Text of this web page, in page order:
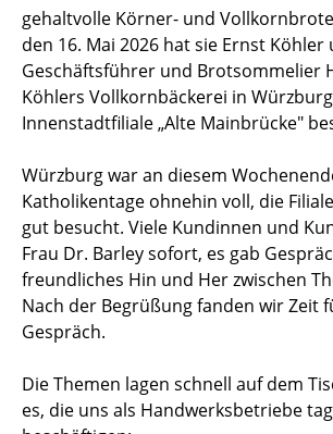
gehaltvolle Körner- und
den 16. Mai 2026 hat sie Ernst Köhler
Geschäftsführer und Brotsommelier
Köhlers Vollkornbäckerei in
Innenstadtfiliale „Alte Mainbrücke"
Würzburg war an diesem
Katholikentage ohnehin voll, die
gut besucht. Viele Kundinnen und
Frau Dr. Barley sofort, es gab
freundliches Hin und Her zwischen
Nach der Begrüßung fanden wir Zeit
Gespräch.
Die Themen lagen schnell auf dem
es, die uns als Handwerksbetriebe